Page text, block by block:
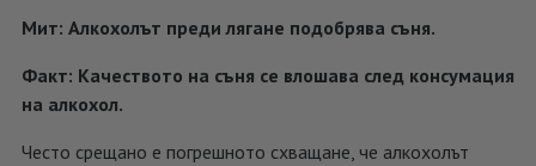
Мит: Алкохолът преди лягане подобрява съня.
Факт: Качеството на съня се влошава след консумация
на алкохол.
Често срещано е погрешното схващане, че алкохолът